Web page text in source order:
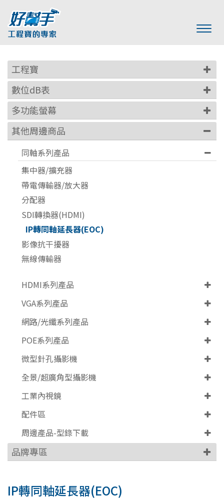
工程寶
數位dB表
多功能螢幕
其他周邊商品
同軸系列產品
集中器/擴充器
帶電傳輸器/放大器
分配器
SDI轉換器(HDMI)
IP轉同軸延長器(EOC)
影像抗干擾器
無線傳輸器
HDMI系列產品
VGA系列產品
網路/光纖系列產品
POE系列產品
微型針孔攝影機
全景/超廣角型攝影機
工業內視鏡
配件區
周邊產品-型錄下載
品牌專區
IP轉同軸延長器(EOC)